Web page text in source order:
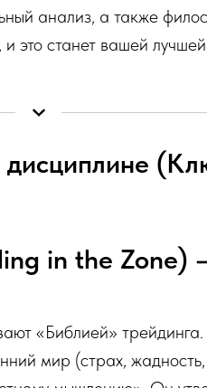
анализ, а также
это станет вашей
дисциплине
in the
«Библией»
мир (страх,